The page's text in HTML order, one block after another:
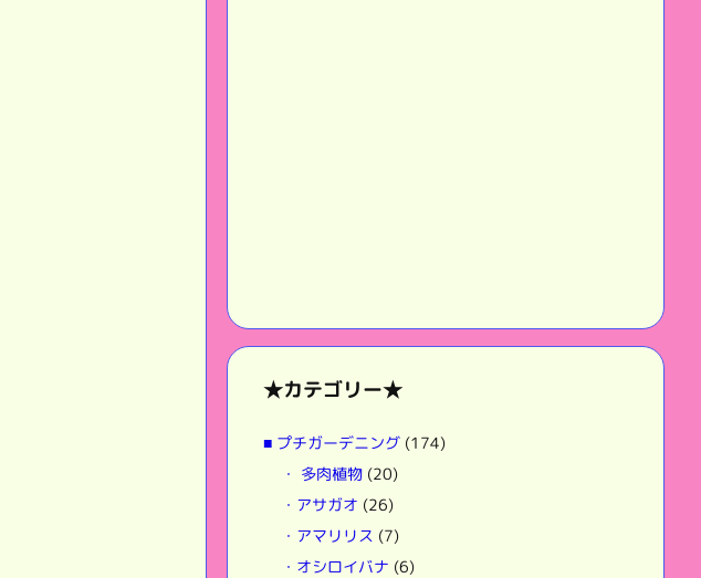
★カテゴリー★
■ プチガーデニング (174)
・ 多肉植物 (20)
・アサガオ (26)
・アマリリス (7)
・オシロイバナ (6)